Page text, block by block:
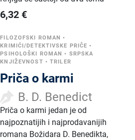
6,32 €
FILOZOFSKI ROMAN •
KRIMIĆI/DETEKTIVSKE PRIČE •
PSIHOLOŠKI ROMAN • SRPSKA
KNJIŽEVNOST •TRILER
Priča o karmi
B. D. Benedict
Priča o karmi jedan je od
najpoznatijih i najprodavanijih
romana Božidara D. Benedikta,